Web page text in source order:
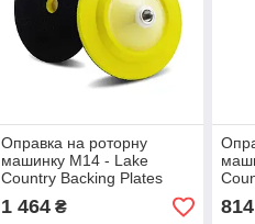
Оправка на роторну
машинку М14 - Lake
Country Backing Plates
Yellow Urethane Rotary
150 мм (43-150WH-14MM)
1 464₴
мм
814